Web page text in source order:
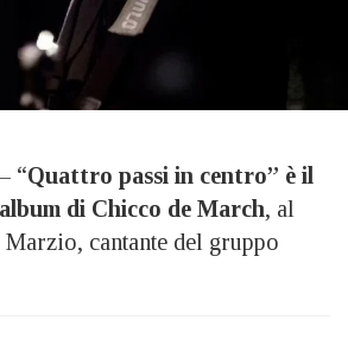
“Quattro passi in centro” è il
di Chicco de March, al
cantante del gruppo